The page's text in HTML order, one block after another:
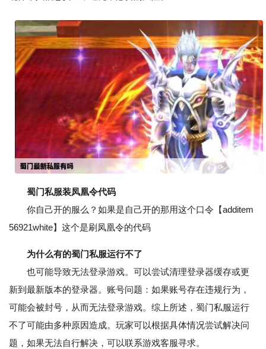
蜀门私服装凤凰令代码
你自己开的服么？如果是自己开的那用这个口令【additem
56921white】这个是刷凤凰令的代码
为什么有的蜀门私服运行不了
也可能导致无法登录游戏。可以尝试清理登录器缓存或更
新到最新版本的登录器。账号问题：如果账号存在违规行为，
可能会被封号，从而无法登录游戏。综上所述，蜀门私服运行
不了可能由多种原因造成。玩家可以根据具体情况尝试解决问
题，如果无法自行解决，可以联系游戏客服寻求。